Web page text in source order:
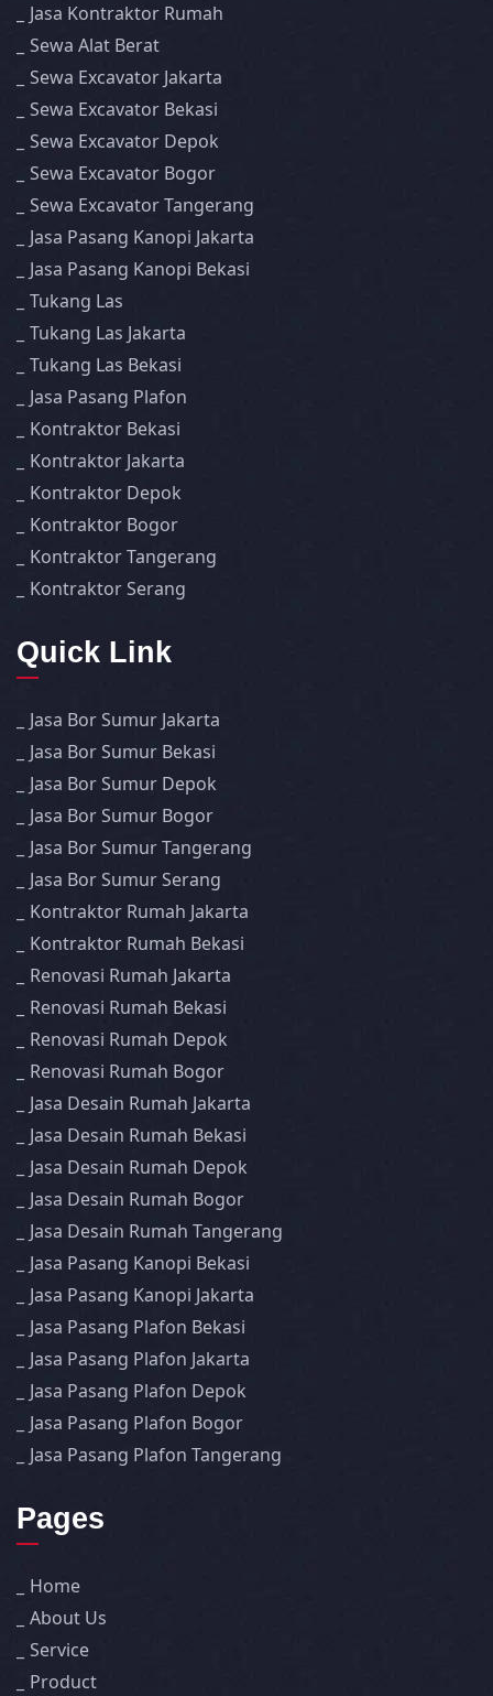
Jasa Kontraktor Rumah
Sewa Alat Berat
Sewa Excavator Jakarta
Sewa Excavator Bekasi
Sewa Excavator Depok
Sewa Excavator Bogor
Sewa Excavator Tangerang
Jasa Pasang Kanopi Jakarta
Jasa Pasang Kanopi Bekasi
Tukang Las
Tukang Las Jakarta
Tukang Las Bekasi
Jasa Pasang Plafon
Kontraktor Bekasi
Kontraktor Jakarta
Kontraktor Depok
Kontraktor Bogor
Kontraktor Tangerang
Kontraktor Serang
Quick Link
Jasa Bor Sumur Jakarta
Jasa Bor Sumur Bekasi
Jasa Bor Sumur Depok
Jasa Bor Sumur Bogor
Jasa Bor Sumur Tangerang
Jasa Bor Sumur Serang
Kontraktor Rumah Jakarta
Kontraktor Rumah Bekasi
Renovasi Rumah Jakarta
Renovasi Rumah Bekasi
Renovasi Rumah Depok
Renovasi Rumah Bogor
Jasa Desain Rumah Jakarta
Jasa Desain Rumah Bekasi
Jasa Desain Rumah Depok
Jasa Desain Rumah Bogor
Jasa Desain Rumah Tangerang
Jasa Pasang Kanopi Bekasi
Jasa Pasang Kanopi Jakarta
Jasa Pasang Plafon Bekasi
Jasa Pasang Plafon Jakarta
Jasa Pasang Plafon Depok
Jasa Pasang Plafon Bogor
Jasa Pasang Plafon Tangerang
Pages
Home
About Us
Service
Product